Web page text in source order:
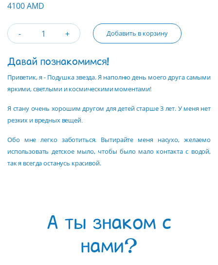
4100 AMD
Добавить в корзину
Давай познакомимся!
Приветик, я - Подушка звезда. Я наполню день моего друга самыми
яркими, светлыми и космическими моментами!
Я стану очень хорошим другом для детей старше 3 лет. У меня нет
резких и вредных вещей․
Обо мне легко заботиться. Вытирайте меня насухо, желаемо
использовать детское мыло, чтобы было мало контакта с водой,
так я всегда останусь красивой.
А ты знаком с
нами?